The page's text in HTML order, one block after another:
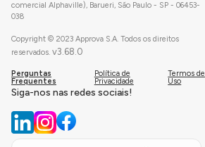
comercial Alphaville), Barueri, São Paulo - SP - 06453-
038
Copyright © 2023 Approva S.A. Todos os direitos
reservados. v3.68.0
Perguntas
Frequentes
Política de
Privacidade
Termos de
Uso
Siga-nos nas redes sociais!